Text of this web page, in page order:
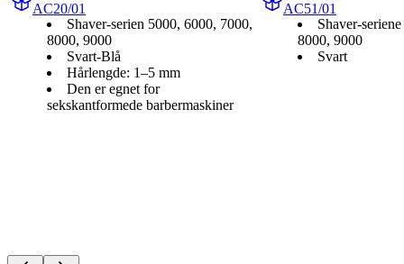
AC20/01
Shaver-serien 5000, 6000, 7000,
8000, 9000
Svart-Blå
Hårlengde: 1–5 mm
Den er egnet for
sekskantformede barbermaskiner
AC51/01
Shaver-
8000, 9000
Svart